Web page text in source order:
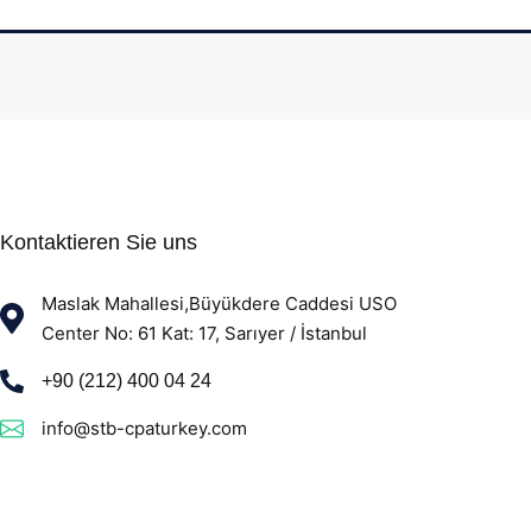
Kontaktieren Sie uns
Maslak Mahallesi,Büyükdere Caddesi USO
Center No: 61 Kat: 17, Sarıyer / İstanbul
+90 (212) 400 04 24
info@stb-cpaturkey.com